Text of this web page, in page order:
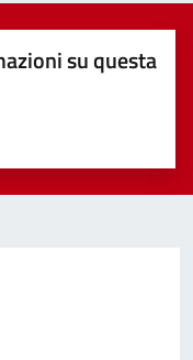
su questa